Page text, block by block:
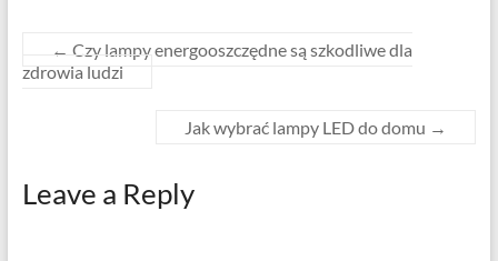
← Czy lampy energooszczędne są szkodliwe dla
zdrowia ludzi
Jak wybrać lampy LED do domu →
Leave a Reply